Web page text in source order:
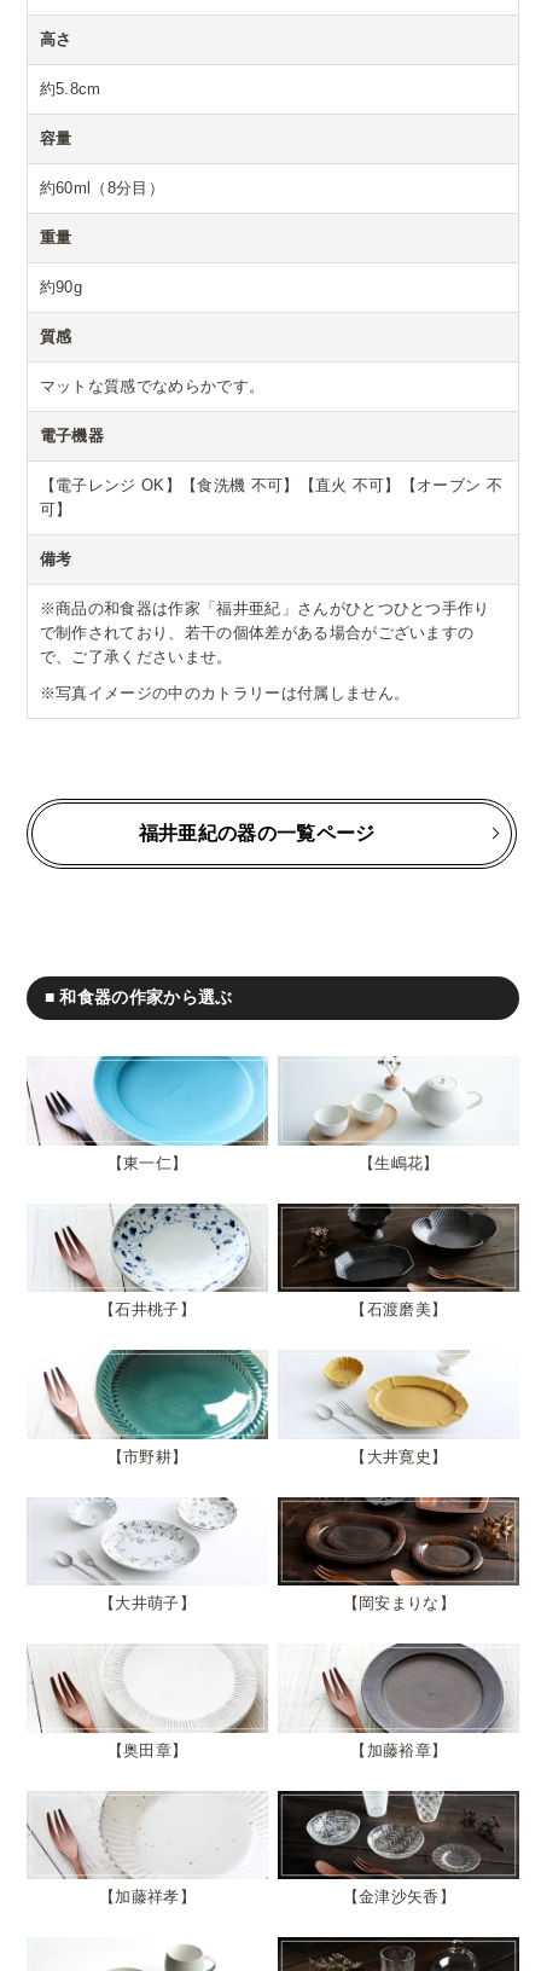
高さ
約5.8cm
容量
約60ml（8分目）
重量
約90g
質感
マットな質感でなめらかです。
電子機器
【電子レンジ OK】【食洗機 不可】【直火 不可】【オーブン 不
可】
備考
※商品の和食器は作家「福井亜紀」さんがひとつひとつ手作り
で制作されており、若干の個体差がある場合がございますの
で、ご了承くださいませ。
※写真イメージの中のカトラリーは付属しません。
福井亜紀の器の一覧ページ
■ 和食器の作家から選ぶ
東一仁 生嶋花
石井桃子 石渡磨美
市野耕 大井寛史
大井萌子 岡安まりな
奥田章 加藤裕章
加藤祥孝 金津沙矢香